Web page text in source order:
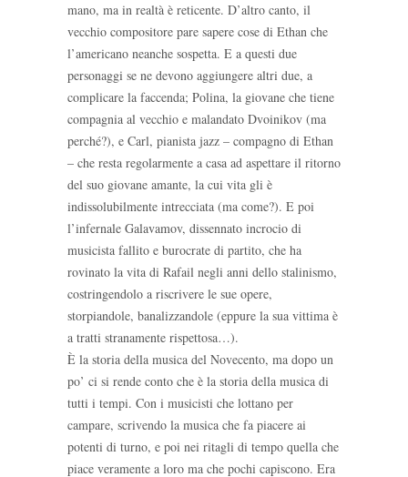
mano, ma in realtà è reticente. D’altro canto, il
vecchio compositore pare sapere cose di Ethan che
l’americano neanche sospetta. E a questi due
personaggi se ne devono aggiungere altri due, a
complicare la faccenda; Polina, la giovane che tiene
compagnia al vecchio e malandato Dvoinikov (ma
perché?), e Carl, pianista jazz – compagno di Ethan
– che resta regolarmente a casa ad aspettare il ritorno
del suo giovane amante, la cui vita gli è
indissolubilmente intrecciata (ma come?). E poi
l’infernale Galavamov, dissennato incrocio di
musicista fallito e burocrate di partito, che ha
rovinato la vita di Rafail negli anni dello stalinismo,
costringendolo a riscrivere le sue opere,
storpiandole, banalizzandole (eppure la sua vittima è
a tratti stranamente rispettosa…).
È la storia della musica del Novecento, ma dopo un
po’ ci si rende conto che è la storia della musica di
tutti i tempi. Con i musicisti che lottano per
campare, scrivendo la musica che fa piacere ai
potenti di turno, e poi nei ritagli di tempo quella che
piace veramente a loro ma che pochi capiscono. Era